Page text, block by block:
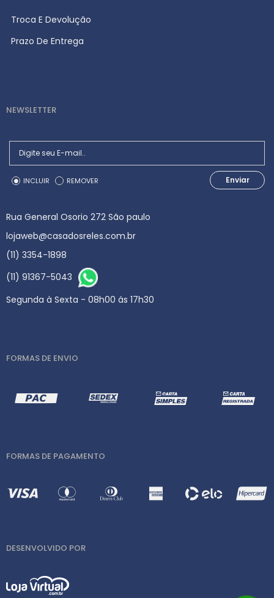
Troca E Devolução
Prazo De Entrega
NEWSLETTER
INCLUIR REMOVER Enviar
Rua General Osorio 272 São paulo
lojaweb@casadosreles.com.br
(11) 3354-1898
(11) 91367-5043
Segunda à Sexta - 08h00 ás 17h30
FORMAS DE ENVIO
FORMAS DE PAGAMENTO
DESENVOLVIDO POR